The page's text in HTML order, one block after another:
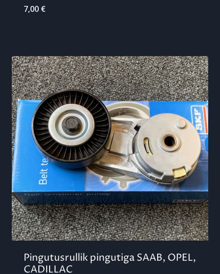
7,00 €
Pingutusrullik pingutiga SAAB, OPEL,
CADILLAC